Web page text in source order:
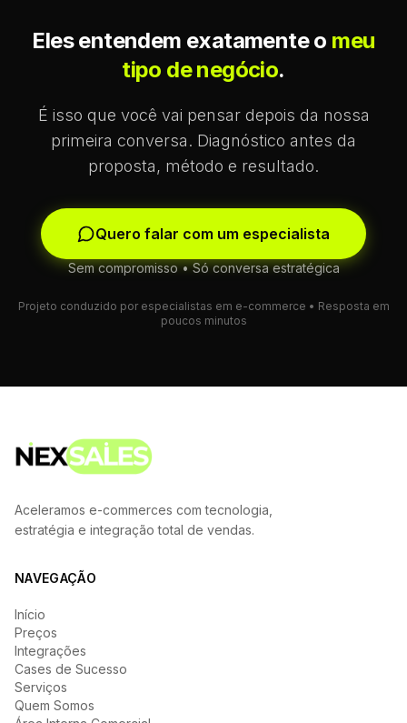
Eles entendem exatamente o meu
tipo de negócio.
É isso que você vai pensar depois da nossa
primeira conversa. Diagnóstico antes da
proposta, método e resultado.
Quero falar com um especialista
Sem compromisso • Só conversa estratégica
Projeto conduzido por especialistas em e-commerce • Resposta em
poucos minutos
Aceleramos e-commerces com tecnologia,
estratégia e integração total de vendas.
NAVEGAÇÃO
Início
Preços
Integrações
Cases de Sucesso
Serviços
Quem Somos